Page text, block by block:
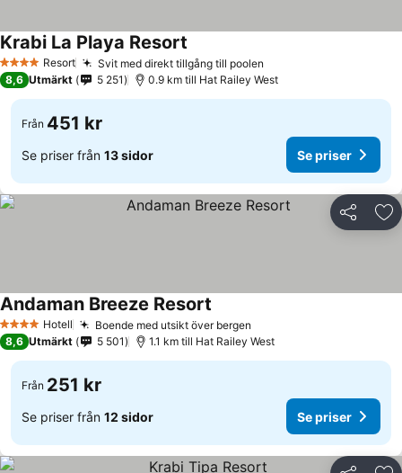
4 StjärnorResort Svit med direkt tillgång till poolen
Krabi La Playa Resort
8,6 Utmärkt 5 251 0.9 km till Hat Railey West
Från 451 kr
Se priser från 13 sidor Se priser
Dela
4 StjärnorHotell Boende med utsikt över bergen
Andaman Breeze Resort
8,6 Utmärkt 5 501 1.1 km till Hat Railey West
Från 251 kr
Se priser från 12 sidor Se priser